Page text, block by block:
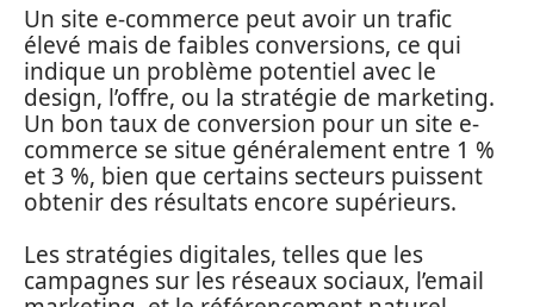
Un site e-commerce peut avoir un trafic
élevé mais de faibles conversions, ce qui
indique un problème potentiel avec le
design, l’offre, ou la stratégie de marketing.
Un bon taux de conversion pour un site e-
commerce se situe généralement entre 1 %
et 3 %, bien que certains secteurs puissent
obtenir des résultats encore supérieurs.
Les stratégies digitales, telles que les
campagnes sur les réseaux sociaux, l’email